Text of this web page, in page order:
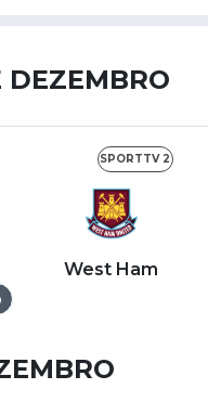
DEZEMBRO
SPORTTV 2
West Ham